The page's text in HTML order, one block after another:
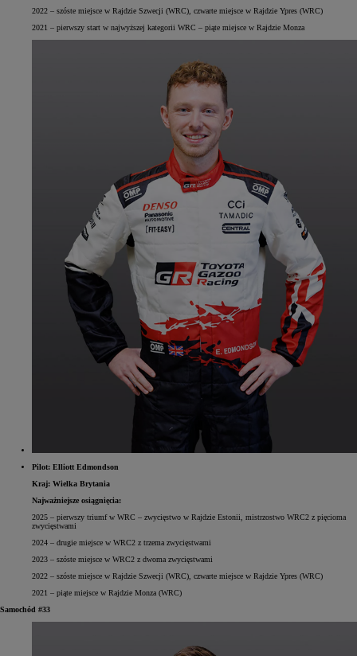
2022 – szóste miejsce w Rajdzie Szwecji (WRC), czwarte miejsce w Rajdzie Ypres (WRC)
2021 – pierwszy start w najwyższej kategorii WRC – piąte miejsce w Rajdzie Monza
Pilot: Elliott Edmondson
Kraj: Wielka Brytania
Najważniejsze osiągnięcia:
2025 – pierwszy triumf w WRC – zwycięstwo w Rajdzie Estonii, mistrzostwo WRC2 z pięcioma
zwycięstwami
2024 – drugie miejsce w WRC2 z trzema zwycięstwami
2023 – szóste miejsce w WRC2 z dwoma zwycięstwami
2022 – szóste miejsce w Rajdzie Szwecji (WRC), czwarte miejsce w Rajdzie Ypres (WRC)
2021 – piąte miejsce w Rajdzie Monza (WRC)
Samochód #33